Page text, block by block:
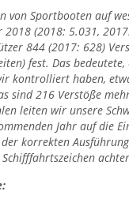
von Sportbooten auf
2018 (2018: 5.031,
844 (2017: 628)
fest. Das
kontrolliert haben,
sind 216 Verstöße
leiten wir unsere
Jahr auf die
korrekten